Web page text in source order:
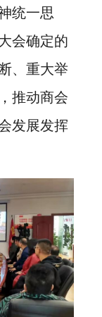
统一思
会确定的
、重大举
推动商会
发展发挥